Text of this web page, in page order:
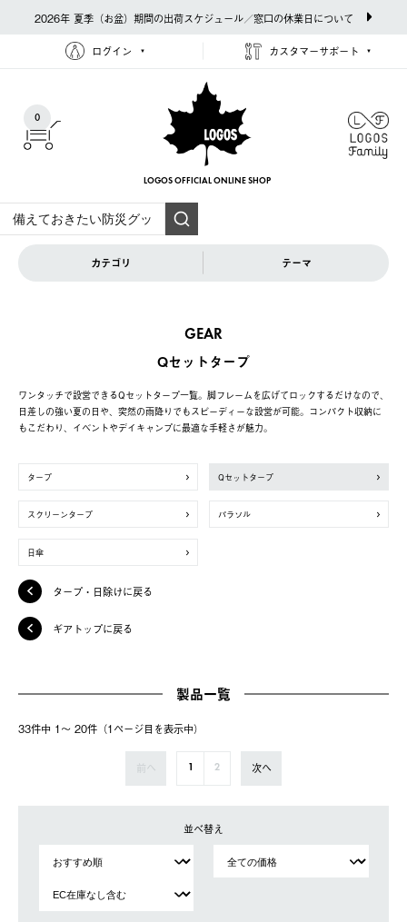
2026年 夏季（お盆）期間の出荷スケジュール／窓口の休業日について
ログイン カスタマーサポート
0
LOGOS OFFICIAL ONLINE SHOP
カテゴリ テーマ
GEAR
Qセットタープ
ワンタッチで設営できるQセットタープ一覧。脚フレームを広げてロックするだけなので、
日差しの強い夏の日や、突然の雨降りでもスピーディーな設営が可能。コンパクト収納に
もこだわり、イベントやデイキャンプに最適な手軽さが魅力。
タープ Qセットタープ
スクリーンタープ パラソル
日傘
タープ・日除けに戻る
ギアトップに戻る
製品一覧
33件中 1〜 20件（1ページ⽬を表⽰中）
前へ 1 2 次へ
並べ替え